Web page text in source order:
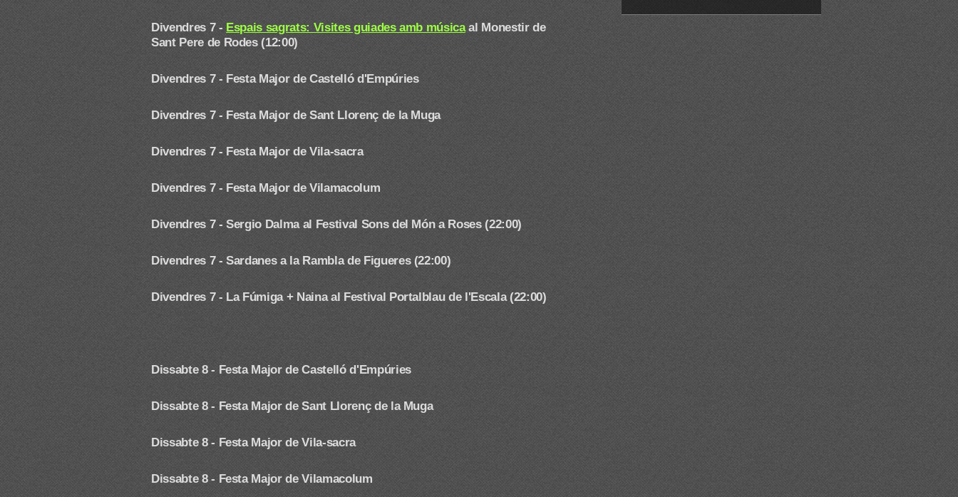
Divendres 7 - Espais sagrats: Visites guiades amb músicaal Monestir de
Sant Pere de Rodes (12:00)
Divendres 7 - Festa Major de Castelló d'Empúries
Divendres 7 - Festa Major de Sant Llorenç de la Muga
Divendres 7 - Festa Major de Vila-sacra
Divendres 7 - Festa Major de Vilamacolum
Divendres 7 - Sergio Dalmaal Festival Sons del Món a Roses (22:00)
Divendres 7 -Sardanes a la Rambla de Figueres (22:00)
Divendres 7 - La Fúmiga + Naina al Festival Portalblau de l'Escala (22:00)
Dissabte 8 - Festa Major de Castelló d'Empúries
Dissabte 8 - Festa Major de Sant Llorenç de la Muga
Dissabte 8 - Festa Major de Vila-sacra
Dissabte 8 - Festa Major de Vilamacolum